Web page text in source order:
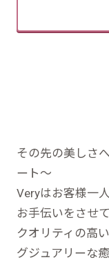
その先の美しさ
ート～
Veryはお客様一
お手伝いをさせ
クオリティの高
グジュアリーな